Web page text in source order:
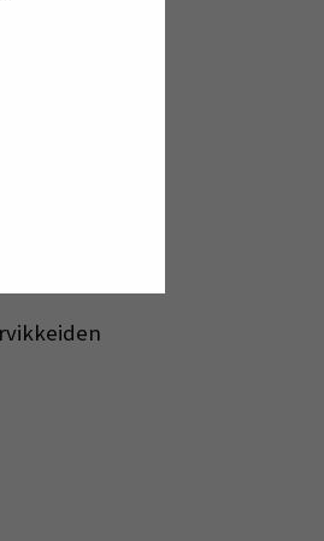
miten toimia